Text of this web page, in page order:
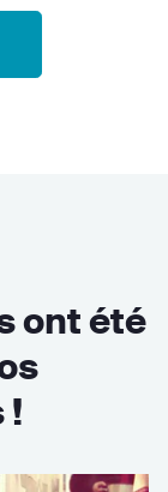
ont été
!